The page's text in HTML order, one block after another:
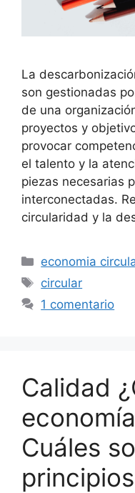
La
son gestionadas
de una
proyectos y
provocar
el talento y la
piezas necesarias
interconectadas.
circularidad y la
Categorías
economia
Etiquetas
circular
1 comentario
Calidad
Cuáles
principios